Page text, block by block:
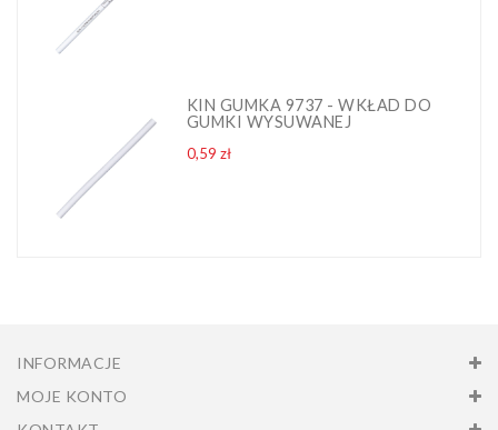
KIN GUMKA 9737 - WKŁAD DO
GUMKI WYSUWANEJ
0,59 złCena
INFORMACJE
MOJE KONTO